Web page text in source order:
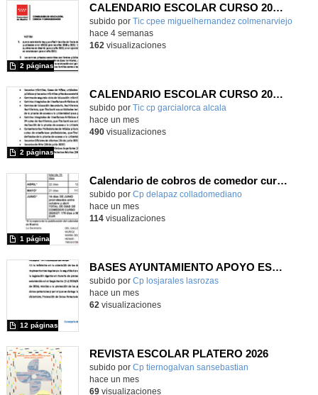
CALENDARIO ESCOLAR CURSO 2026/2027
subido por Tic cpee miguelhernandez colmenarviejo
2 páginas
-
hace 4 semanas
162 visualizaciones
CALENDARIO ESCOLAR CURSO 2026-2027
subido por Tic cp garcialorca alcala
2 páginas
hace un mes
490visualizaciones
Calendario de cobros de comedor curso 2026/27
Contenido educativo.
subido por Cp delapaz colladomediano
1 página
-
hace un mes
114visualizaciones
BASES AYUNTAMIENTO APOYO ESCOLAR
subido por Cp losjarales lasrozas
12 páginas
-
hace un mes
62 visualizaciones
REVISTA ESCOLAR PLATERO 2026
Contenido educativo.
subido por Cp tiernogalvan sansebastian
hace un mes
69visualizaciones